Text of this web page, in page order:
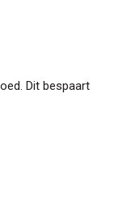
Dit bespaart